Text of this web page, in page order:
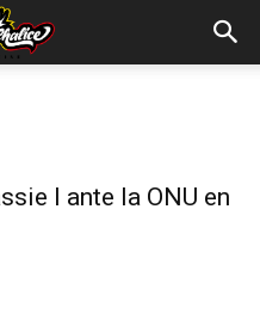
I ante la ONU en